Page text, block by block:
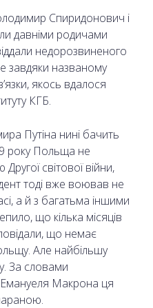
Спиридонович і
давніми родичами
недорозвиненого
завдяки названому
якось вдалося
КГБ.
Путіна нині бачить
року Польща не
світової війни,
тоді вже воював не
а й з багатьма іншими
що кілька місяців
що немає
Але найбільшу
За словами
Макрона ця